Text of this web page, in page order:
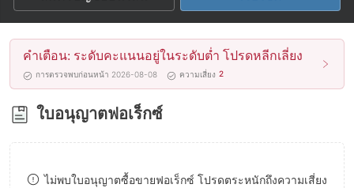
3
4
5
6
7
8
8
9
คำเตือน: ระดับคะแนนอยู่ในระดับต่ำ โปรดหลีกเลี่ยง
การตรวจพบก่อนหน้า 2026-08-08 ความเสี่ยง 2
ใบอนุญาตฟอเร็กซ์
ไม่พบใบอนุญาตซื้อขายฟอเร็กซ์ โปรดตระหนักถึงความเสี่ยง